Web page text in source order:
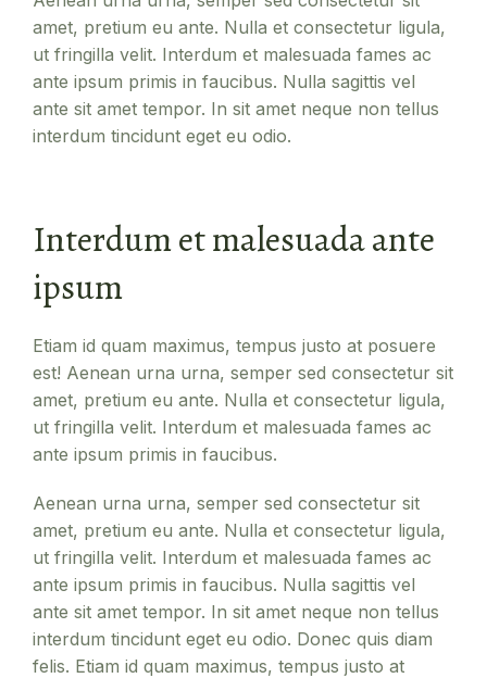
amet, pretium eu ante. Nulla et consectetur ligula,
ut fringilla velit. Interdum et malesuada fames ac
ante ipsum primis in faucibus. Nulla sagittis vel
ante sit amet tempor. In sit amet neque non tellus
interdum tincidunt eget eu odio.
Interdum et malesuada ante
ipsum
Etiam id quam maximus, tempus justo at posuere
est! Aenean urna urna, semper sed consectetur sit
amet, pretium eu ante. Nulla et consectetur ligula,
ut fringilla velit. Interdum et malesuada fames ac
ante ipsum primis in faucibus.
Aenean urna urna, semper sed consectetur sit
amet, pretium eu ante. Nulla et consectetur ligula,
ut fringilla velit. Interdum et malesuada fames ac
ante ipsum primis in faucibus. Nulla sagittis vel
ante sit amet tempor. In sit amet neque non tellus
interdum tincidunt eget eu odio. Donec quis diam
felis. Etiam id quam maximus, tempus justo at